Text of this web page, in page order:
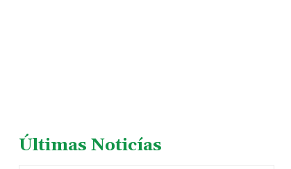
Últimas Noticías